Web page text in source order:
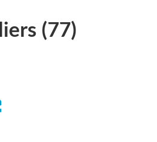
(77)